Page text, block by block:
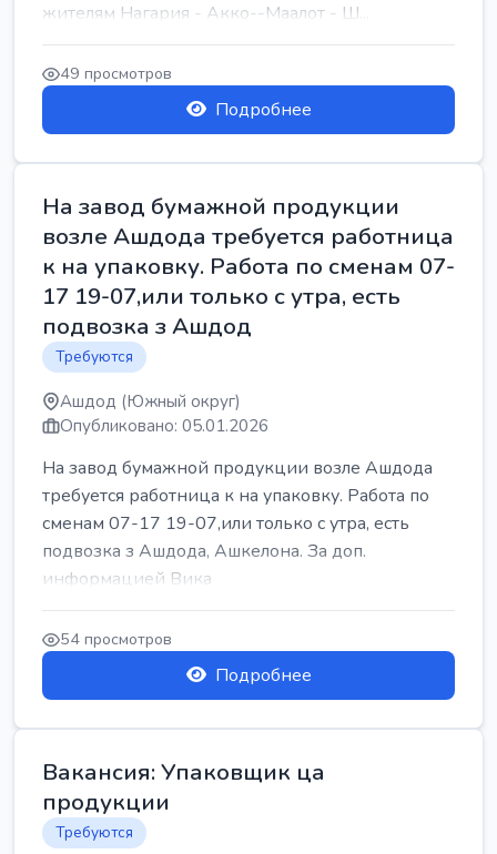
жителям Нагария - Акко--Маалот - Ш...
49 просмотров
Подробнее
На завод бумажной продукции
возле Ашдода требуется работница
к на упаковку. Работа по сменам 07-
17 19-07,или только с утра, есть
подвозка з Ашдод
Требуются
Ашдод (Южный округ)
Опубликовано: 05.01.2026
На завод бумажной продукции возле Ашдода
требуется работница к на упаковку. Работа по
сменам 07-17 19-07,или только с утра, есть
подвозка з Ашдода, Ашкелона. За доп.
информацией Вика
54 просмотров
Подробнее
Вакансия: Упаковщик ца
продукции
Требуются